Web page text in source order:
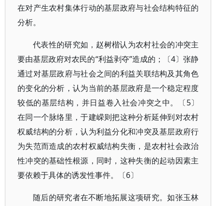
在对产生农村集体行动的基层政府与社会结构特征的
分析。
代表性的研究如，赵树楷认为农村社会的冲突主
要由基层政府对农民的“利益剥夺”造成的；〔4〕张静
通过对基层政府与社会之间的利益关联结构及其角色
的变化的分析，认为当前的基层政府是一个稳定程度
较低的基层结构，并日益卷入社会冲突之中。〔5〕
在同一个脉络里，于建嵘则把这种分析延伸到对农村
权威结构的分析，认为利益分化和冲突及基层政府行
为失范而造成的农村权威结构失衡，是农村社会政治
性冲突的基础性根源，同时，这种失衡的起动因素主
要依赖于具体的诱发性事件。〔6〕
随后的研究者在不断地拓展这项研究。如张玉林